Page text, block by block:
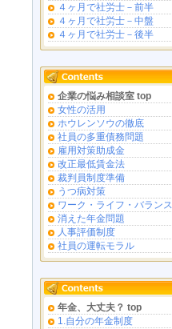
４ヶ月で社労士－前半
４ヶ月で社労士－中盤
４ヶ月で社労士－後半
企業の悩み相談室 top
女性の活用
ホウレンソウの徹底
社員の多重債務問題
雇用対策助成金
改正最低賃金法
裁判員制度準備
うつ病対策
ワーク・ライフ・バランス
消えた年金問題
人事評価制度
社員の運転モラル
年金、大丈夫？ top
1.自分の年金制度